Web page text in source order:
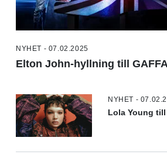
NYHET - 07.02.2025
Elton John-hyllning till
NYHET -
Lola Young till